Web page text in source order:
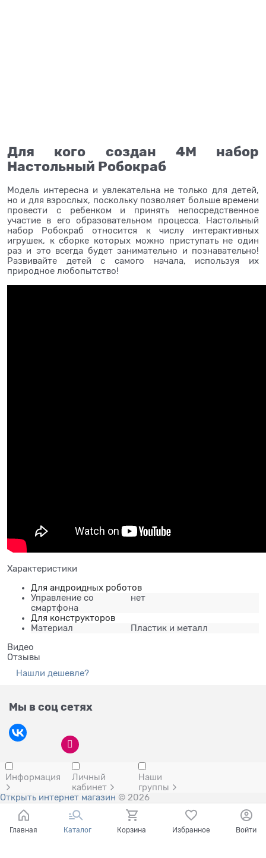
Для кого создан 4М набор
Настольный Робокраб
Модель интересна и увлекательна не только для детей,
но и для взрослых, поскольку позволяет больше времени
провести с ребенком и принять непосредственное
участие в его образовательном процесса. Настольный
набор Робокраб относится к числу интерактивных
игрушек, к сборке которых можно приступать не один
раз и это всегда будет занимательно и познавательно!
Развивайте детей с самого начала, используя их
природное любопытство!
Характеристики
Для андроидных роботов
Управление со
смартфона
нет
Для конструкторов
Материал
Пластик и металл
Видео
Отзывы
Нашли дешевле?
Мы в соц сетях
Информация
Личный
кабинет
Наши
группы
Открыть интернет магазин © 2026
Главная Каталог Корзина Избранное Войти